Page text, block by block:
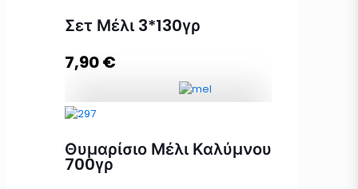
ΘΑΥΜΑ ΘΕΩΝ, Μέλι Θυμαρίσιο
950γρ ποσότητα
Προσθήκη στο καλάθι
Σετ Μέλι 3*130γρ
7,90€
Θυμαρίσιο Μέλι Καλύμνου
700γρ